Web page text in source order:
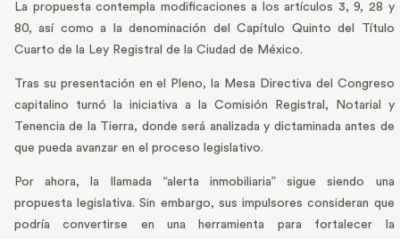
La propuesta contempla modificaciones a los artículos 3, 9, 28 y
80, así como a la denominación del Capítulo Quinto del Título
Cuarto de la Ley Registral de la Ciudad de México.
Tras su presentación en el Pleno, la Mesa Directiva del Congreso
capitalino turnó la iniciativa a la Comisión Registral, Notarial y
Tenencia de la Tierra, donde será analizada y dictaminada antes de
que pueda avanzar en el proceso legislativo.
Por ahora, la llamada “alerta inmobiliaria” sigue siendo una
propuesta legislativa. Sin embargo, sus impulsores consideran que
podría convertirse en una herramienta para fortalecer la